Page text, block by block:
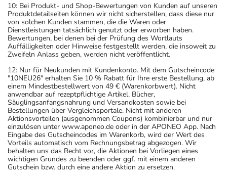
10: Bei Produkt- und Shop-Bewertungen von Kunden auf unseren
Produktdetailseiten können wir nicht sicherstellen, dass diese nur
von solchen Kunden stammen, die die Waren oder
Dienstleistungen tatsächlich genutzt oder erworben haben.
Bewertungen, bei denen bei der Prüfung des Wortlauts
Auffälligkeiten oder Hinweise festgestellt werden, die insoweit zu
Zweifeln Anlass geben, werden nicht veröffentlicht.
12: Nur für Neukunden mit Kundenkonto. Mit dem Gutscheincode
"10NEU26" erhalten Sie 10 % Rabatt für Ihre erste Bestellung, ab
einem Mindestbestellwert von 49 € (Warenkorbwert). Nicht
anwendbar auf rezeptpflichtige Artikel, Bücher,
Säuglingsanfangsnahrung und Versandkosten sowie bei
Bestellungen über Vergleichsportale. Nicht mit anderen
Aktionsvorteilen (ausgenommen Coupons) kombinierbar und nur
einzulösen unter www.aponeo.de oder in der APONEO App. Nach
Eingabe des Gutscheincodes im Warenkorb, wird der Wert des
Vorteils automatisch vom Rechnungsbetrag abgezogen. Wir
behalten uns das Recht vor, die Aktionen bei Vorliegen eines
wichtigen Grundes zu beenden oder ggf. mit einem anderen
Gutschein bzw. durch eine andere Aktion zu ersetzen.